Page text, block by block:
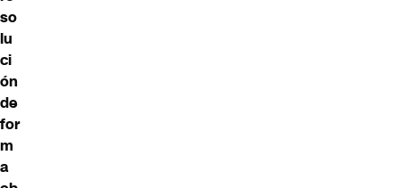
so
lu
ci
ón
de
for
m
a